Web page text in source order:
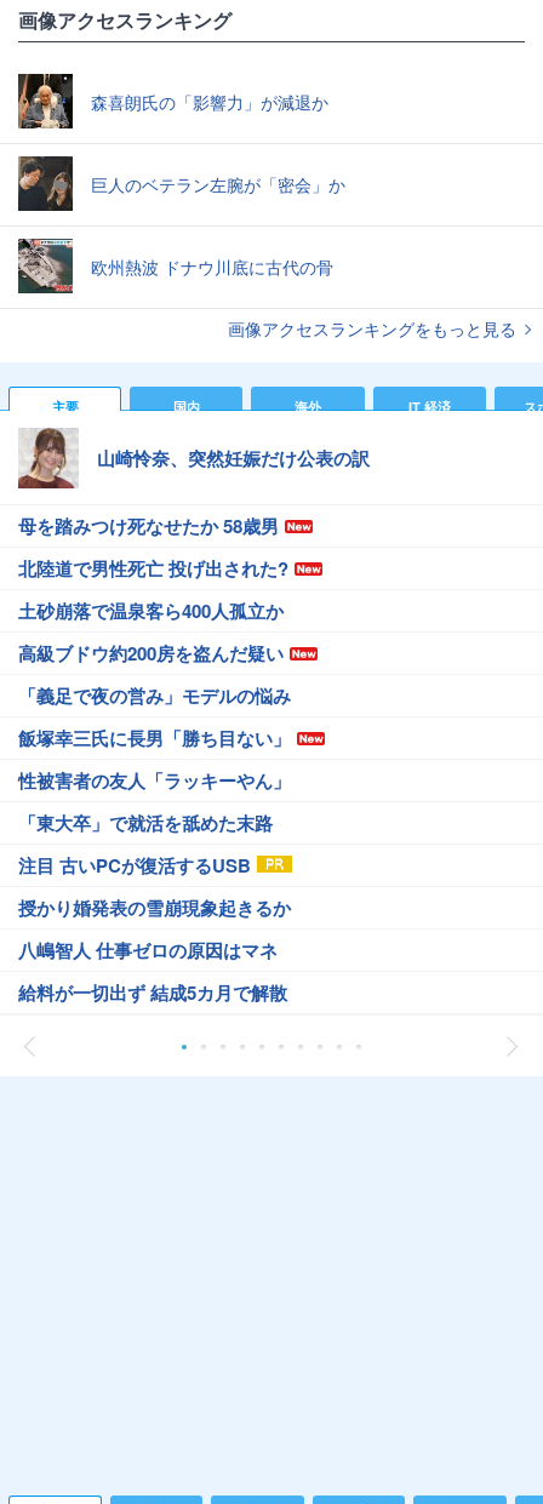
画像アクセスランキング
森喜朗氏の「影響力」が減退か
巨人のベテラン左腕が「密会」か
欧州熱波 ドナウ川底に古代の骨
画像アクセスランキングをもっと見る
主要 国内 海外 IT 経済 ス
山崎怜奈、突然妊娠だけ公表の訳
母を踏みつけ死なせたか 58歳男
北陸道で男性死亡 投げ出された?
土砂崩落で温泉客ら400人孤立か
高級ブドウ約200房を盗んだ疑い
「義足で夜の営み」モデルの悩み
飯塚幸三氏に長男「勝ち目ない」
性被害者の友人「ラッキーやん」
「東大卒」で就活を舐めた末路
注目 古いPCが復活するUSB
授かり婚発表の雪崩現象起きるか
八嶋智人 仕事ゼロの原因はマネ
給料が一切出ず 結成5カ月で解散